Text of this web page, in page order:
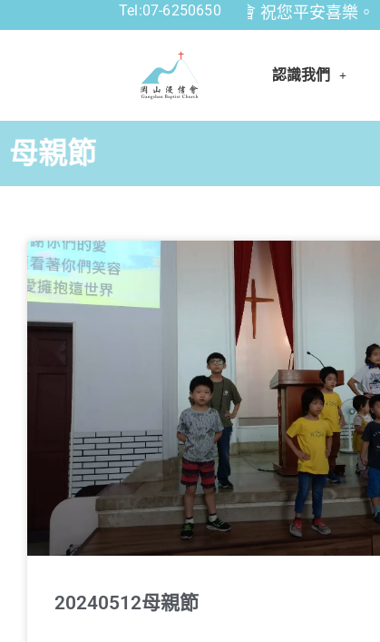
Tel:07-6250650
法人中華基督教岡山浸信會 祝您平安喜樂。
認識我們
母親節
20240512母親節